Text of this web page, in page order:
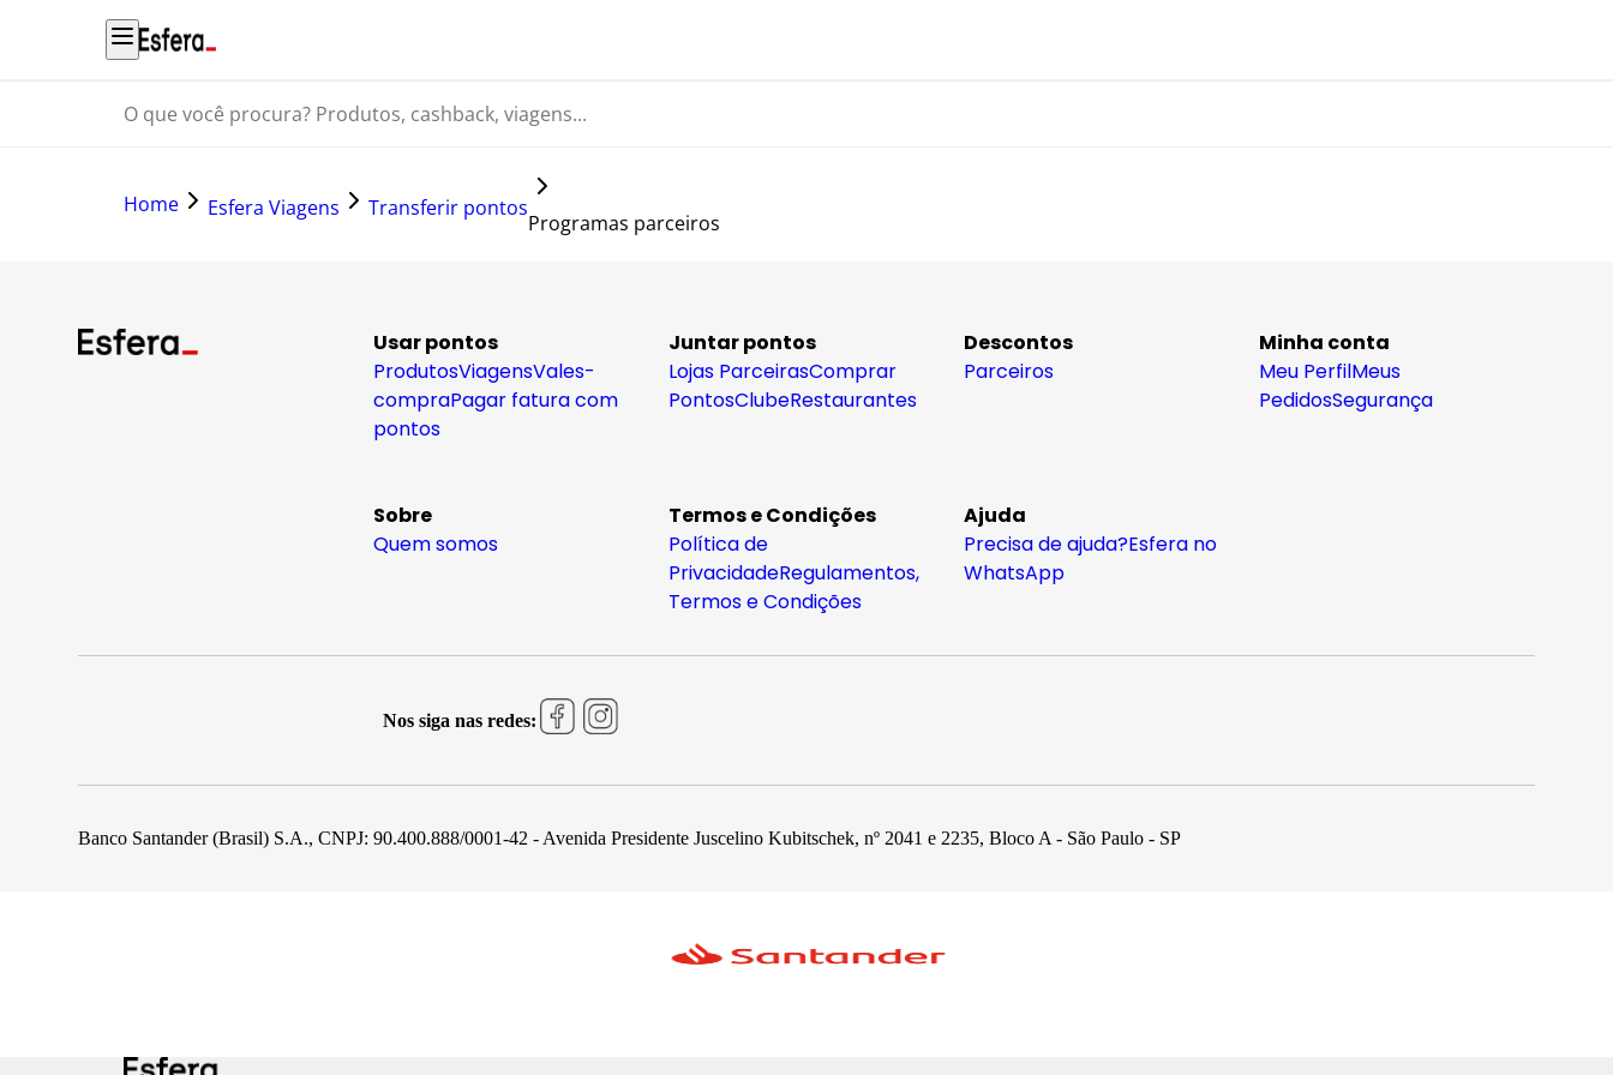
O que você procura? Produtos, cashback, viagens...
Home Esfera Viagens Transferir pontos
Programas parceiros
Usar pontos
ProdutosViagensVales-
compraPagar fatura com
pontos
Juntar pontos
Lojas ParceirasComprar
PontosClubeRestaurantes
Descontos
Parceiros
Minha conta
Meu PerfilMeus
PedidosSegurança
Sobre
Quem somos
Termos e Condições
Política de
PrivacidadeRegulamentos,
Termos e Condições
Ajuda
Precisa de ajuda?Esfera no
WhatsApp
Nos siga nas redes:
Banco Santander (Brasil) S.A., CNPJ: 90.400.888/0001-42 - Avenida Presidente Juscelino Kubitschek, nº 2041 e 2235, Bloco A - São Paulo - SP